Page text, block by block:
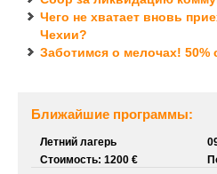
Чего не хватает вновь
Чехии?
Заботимся о мелочах! 50%
Ближайшие программы:
Летний лагерь
Стоимость: 1200 €